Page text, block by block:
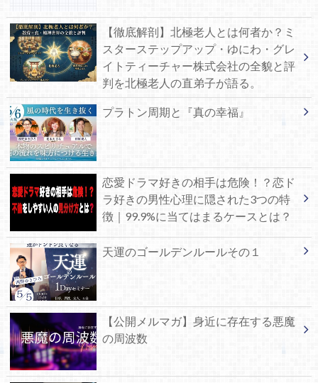
【徹底解剖】北極老人とは何者か？ミ
スターステップアップ・ゆにわ・グレ
イトティーチャー株式会社の全貌と評
判を北極老人の直弟子が語る。
プラトン周期と『真の幸福』
恋愛ドラマ好きの相手は危険！？恋ド
ラ好きの男性心理に隠された3つの特
徴｜99.9%に当てはまるケースとは？
天運のゴールデンルールその１
【公開メルマガ】身近に存在する悪魔
の周波数